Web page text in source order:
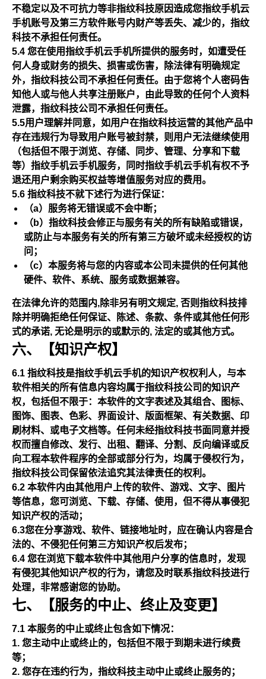
不稳定以及不可抗力等非指纹科技原因造成您指纹手机云
手机账号及第三方软件账号内财产等丢失、减少的，指纹
科技不承担任何责任。
5.4 您在使用指纹手机云手机所提供的服务时，如遭受任
何人身或财务的损失、损害或伤害，除法律有明确规定
外，指纹科技公司不承担任何责任。由于您将个人密码告
知他人或与他人共享注册账户，由此导致的任何个人资料
泄露，指纹科技公司不承担任何责任。
5.5用户理解并同意，如用户在指纹科技运营的其他产品中
存在违规行为导致用户账号被封禁，则用户无法继续使用
（包括但不限于浏览、存储、同步、管理、分享和下载
等）指纹手机云手机服务，同时指纹手机云手机有权不予
退还用户剩余购买权益等增值服务对应的费用。
5.6 指纹科技不就下述行为进行保证：
（a）服务将无错误或不会中断；
（b）指纹科技会修正与服务有关的所有缺陷或错误，
或防止与本服务有关的所有第三方破坏或未经授权的访
问；
（c）本服务将与您的内容或本公司未提供的任何其他
硬件、软件、系统、服务或数据兼容。
在法律允许的范围内,除非另有明文规定, 否则指纹科技排
除并明确拒绝任何保证、陈述、条款、条件或其他任何形
式的承诺, 无论是明示的或默示的, 法定的或其他方式。
六、【知识产权】
6.1 指纹科技是指纹手机云手机的知识产权权利人，与本
软件相关的所有信息内容均属于指纹科技公司的知识产
权，包括但不限于：本软件的文字表述及其组合、图标、
图饰、图表、色彩、界面设计、版面框架、有关数据、印
刷材料、或电子文档等。任何未经指纹科技书面同意并授
权而擅自修改、发行、出租、翻译、分割、反向编译或反
向工程本软件程序的全部或部分行为，均属于侵权行为，
指纹科技公司保留依法追究其法律责任的权利。
6.2 本软件内由其他用户上传的软件、游戏、文字、图片
等信息，您可浏览、下载、存储、使用，但不得从事侵犯
知识产权的活动；
6.3您在分享游戏、软件、链接地址时，应在确认内容是合
法的、不侵犯任何第三方知识产权后发布；
6.4 您在浏览下载本软件中其他用户分享的信息时，发现
有侵犯其他知识产权的行为，请您及时联系指纹科技进行
处理，非常感谢您的协助。
七、【服务的中止、终止及变更】
7.1 本服务的中止或终止包含如下情况：
您主动中止或终止的，包括但不限于到期未进行续费
等；
您存在违约行为，指纹科技主动中止或终止服务的；